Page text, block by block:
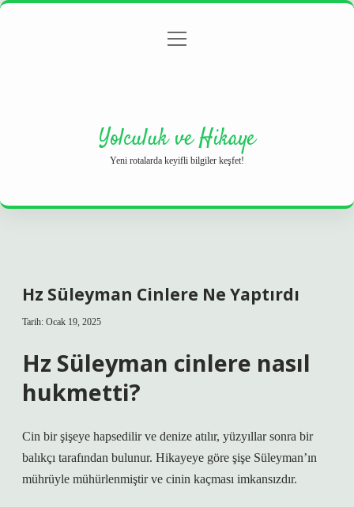
Gizlilik Politikası
menüyü
Yolculuk ve Hikaye
Yeni rotalarda keyifli bilgiler keşfet!
Hz Süleyman Cinlere Ne Yaptırdı
Tarih: Ocak 19, 2025
Hz Süleyman cinlere nasıl
hukmetti?
Cin bir şişeye hapsedilir ve denize atılır, yüzyıllar sonra bir
balıkçı tarafından bulunur. Hikayeye göre şişe Süleyman’ın
mührüyle mühürlenmiştir ve cinin kaçması imkansızdır.